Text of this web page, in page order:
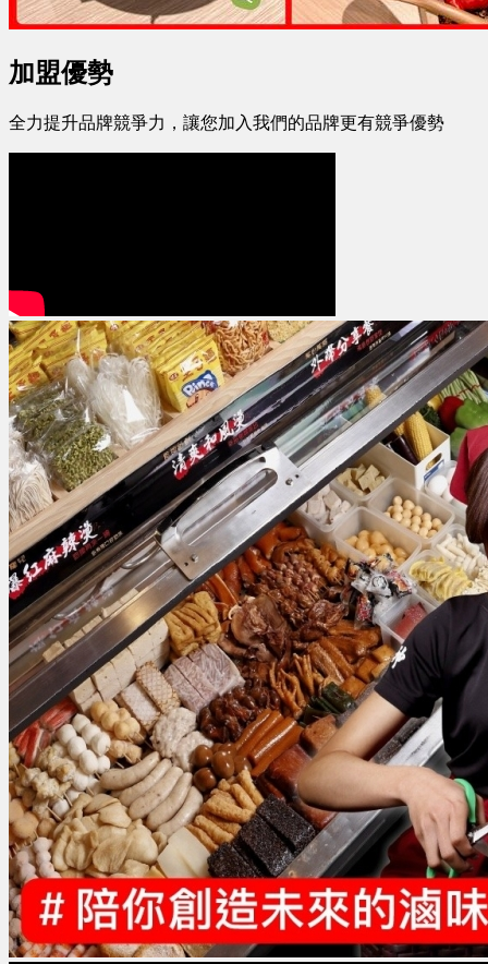
加盟優勢
全力提升品牌競爭力，讓您加入我們的品牌更有競爭優勢